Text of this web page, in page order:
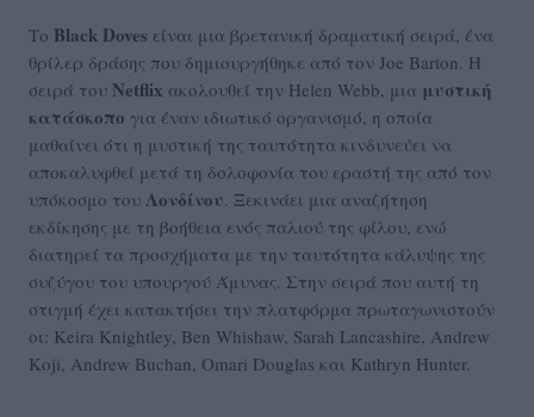
Το Black Doves είναι μια βρετανική δραματική σειρά, ένα
θρίλερ δράσης που δημιουργήθηκε από τον Joe Barton. Η
σειρά του Netflix ακολουθεί την Helen Webb, μια μυστική
κατάσκοπο για έναν ιδιωτικό οργανισμό, η οποία
μαθαίνει ότι η μυστική της ταυτότητα κινδυνεύει να
αποκαλυφθεί μετά τη δολοφονία του εραστή της από τον
υπόκοσμο του Λονδίνου. Ξεκινάει μια αναζήτηση
εκδίκησης με τη βοήθεια ενός παλιού της φίλου, ενώ
διατηρεί τα προσχήματα με την ταυτότητα κάλυψης της
συζύγου του υπουργού Άμυνας. Στην σειρά που αυτή τη
στιγμή έχει κατακτήσει την πλατφόρμα πρωταγωνιστούν
οι: Keira Knightley, Ben Whishaw, Sarah Lancashire, Andrew
Koji, Andrew Buchan, Omari Douglas και Kathryn Hunter.